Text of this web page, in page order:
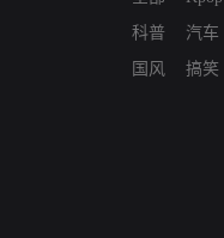
科普
国风
汽车
搞笑